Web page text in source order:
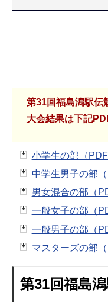
第31回福島潟駅伝
大会結果は下記
小学生の部（PDF
中学生男子の部
男女混合の部（
一般女子の部（
一般男子の部（
マスターズの部
第31回福島